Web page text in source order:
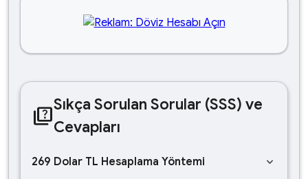
quizSıkça Sorulan Sorular (SSS) ve
Cevapları
269 Dolar TL Hesaplama Yöntemi keyboard_arrow_down